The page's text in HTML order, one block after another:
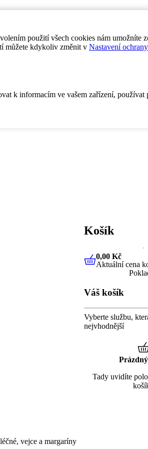
použití všech cookies nám umožníte
můžete kdykoliv změnit v Nastavení
k informacím ve vašem zařízení, používat
vejce a margaríny
Košík
0,00 Kč
0,00 Kč
Aktuální cena
Váš košík
Vyberte službu,
nejvhodnější
Tady uvidíte